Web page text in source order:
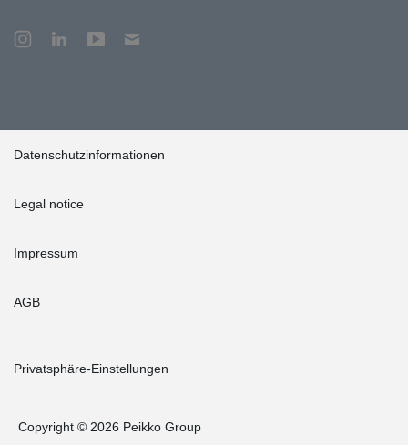
Datenschutzinformationen
Legal notice
Impressum
AGB
Privatsphäre-Einstellungen
Copyright © 2026 Peikko Group